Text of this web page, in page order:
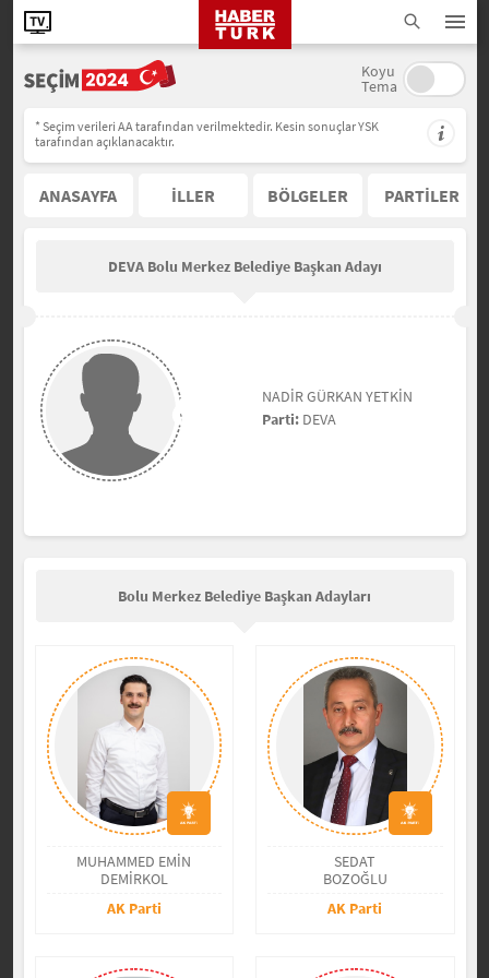
Koyu
Tema
* Seçim verileri AA tarafından verilmektedir. Kesin sonuçlar YSK
tarafından açıklanacaktır.
ANASAYFA İLLER BÖLGELER PARTİLER
DEVA Bolu Merkez Belediye Başkan Adayı
NADİR GÜRKAN YETKİN
Parti: DEVA
Bolu Merkez Belediye Başkan Adayları
MUHAMMED EMİN
DEMİRKOL
AK Parti
SEDAT
BOZOĞLU
AK Parti